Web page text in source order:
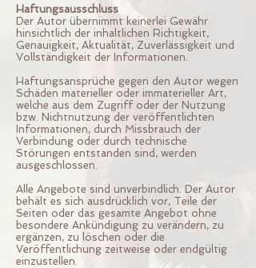
Haftungsausschluss
Der Autor übernimmt keinerlei Gewähr
hinsichtlich der inhaltlichen Richtigkeit,
Genauigkeit, Aktualität, Zuverlässigkeit und
Vollständigkeit der Informationen.
Haftungsansprüche gegen den Autor wegen
Schäden materieller oder immaterieller Art,
welche aus dem Zugriff oder der Nutzung
bzw. Nichtnutzung der veröffentlichten
Informationen, durch Missbrauch der
Verbindung oder durch technische
Störungen entstanden sind, werden
ausgeschlossen.
Alle Angebote sind unverbindlich. Der Autor
behält es sich ausdrücklich vor, Teile der
Seiten oder das gesamte Angebot ohne
besondere Ankündigung zu verändern, zu
ergänzen, zu löschen oder die
Veröffentlichung zeitweise oder endgültig
einzustellen.